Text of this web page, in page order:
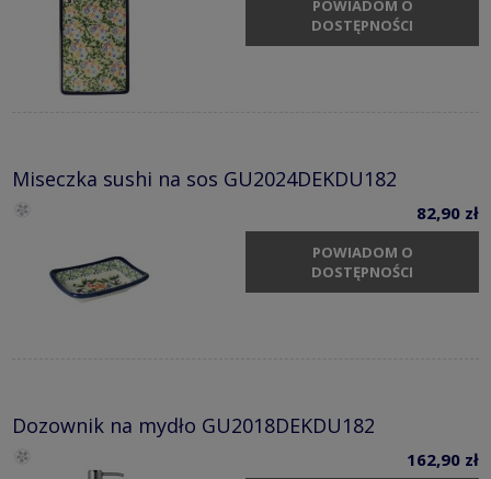
POWIADOM O
DOSTĘPNOŚCI
Miseczka sushi na sos GU2024DEKDU182
82,90 zł
POWIADOM O
DOSTĘPNOŚCI
Dozownik na mydło GU2018DEKDU182
162,90 zł